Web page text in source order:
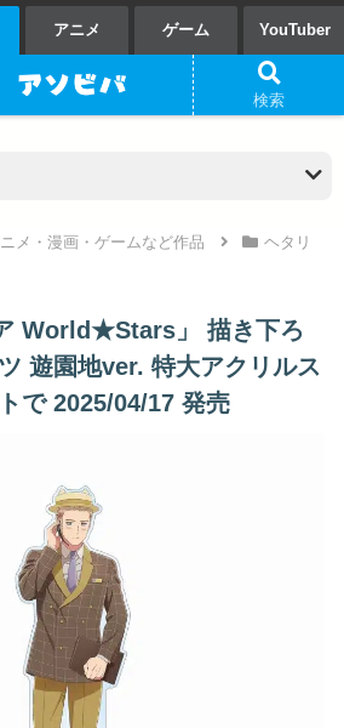
アニメ ゲーム YouTuber
メ・漫画・ゲームなど作品
ヘタリ
World★Stars」 描き下ろ
遊園地ver. 特大アクリルス
で 2025/04/17 発売
検索